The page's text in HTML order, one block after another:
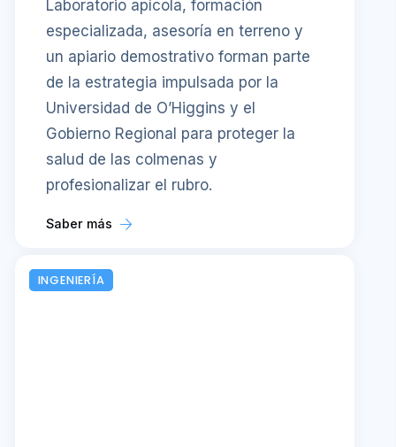
Laboratorio apícola, formación
especializada, asesoría en terreno y
un apiario demostrativo forman parte
de la estrategia impulsada por la
Universidad de O’Higgins y el
Gobierno Regional para proteger la
salud de las colmenas y
profesionalizar el rubro.
Saber más
INGENIERÍA